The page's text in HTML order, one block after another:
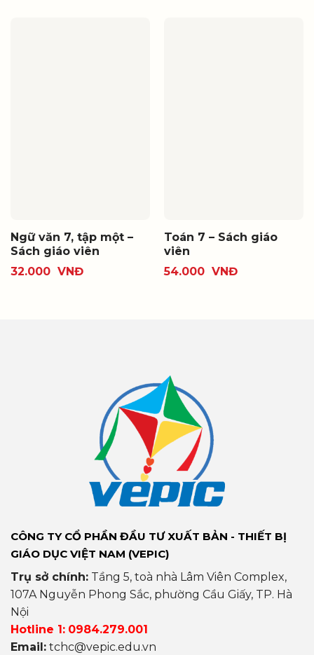
Ngữ văn 7, tập một –
Sách giáo viên
32.000 VNĐ
Toán 7 – Sách giáo
viên
54.000 VNĐ
CÔNG TY CỔ PHẦN ĐẦU TƯ XUẤT BẢN - THIẾT BỊ
GIÁO DỤC VIỆT NAM (VEPIC)
Trụ sở chính: Tầng 5, toà nhà Lâm Viên Complex,
107A Nguyễn Phong Sắc, phường Cầu Giấy, TP. Hà
Nội
Hotline 1: 0984.279.001
Email: tchc@vepic.edu.vn